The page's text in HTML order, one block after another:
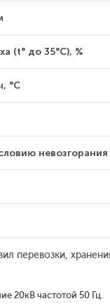
(t° до 35°С), %
°С
перевозки,
20кВ частотой 50 Гц.